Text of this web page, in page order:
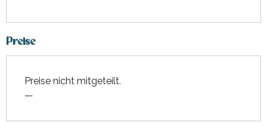
Preise
Preise nicht mitgeteilt.
—